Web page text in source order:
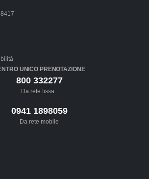
UNICO PRENOTAZIONE
800 332277
Da rete fissa
0941 1898059
Da rete mobile